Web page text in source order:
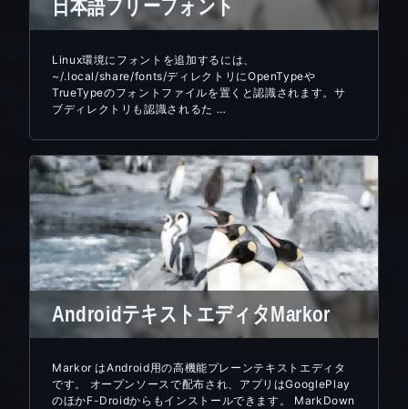
日本語フリーフォント
Linux環境にフォントを追加するには、
~/.local/share/fonts/ディレクトリにOpenTypeや
TrueTypeのフォントファイルを置くと認識されます。サ
ブディレクトリも認識されるた …
AndroidテキストエディタMarkor
Markor はAndroid用の高機能プレーンテキストエディタ
です。 オープンソースで配布され、アプリはGooglePlay
のほかF-Droidからもインストールできます。 MarkDown